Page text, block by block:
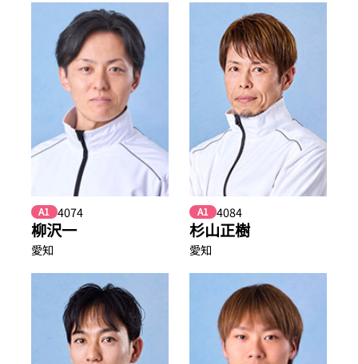
A1 4074
柳沢一
愛知
A1 4084
杉山正樹
愛知